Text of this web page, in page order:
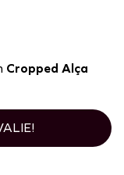
Cropped Alça